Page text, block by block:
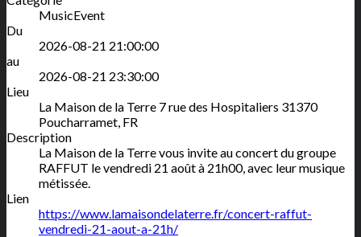
MusicEvent
Du
2026-08-21 21:00:00
au
2026-08-21 23:30:00
Lieu
La Maison de la Terre 7 rue des Hospitaliers 31370
Poucharramet FR
Description
La Maison de la Terre vous invite au concert du groupe
RAFFUT le vendredi 21 août à 21h00, avec leur musique
métissée.
Lien
https://www.lamaisondelaterre.fr/concert-raffut-
vendredi-21-aout-a-21h/